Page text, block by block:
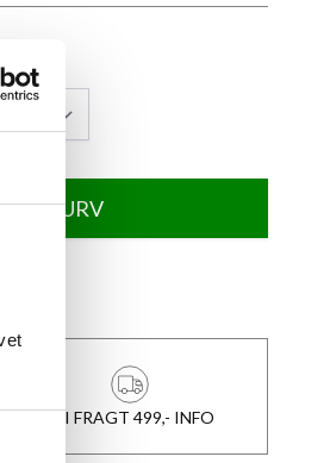
KURV
FRI FRAGT 499,- INFO